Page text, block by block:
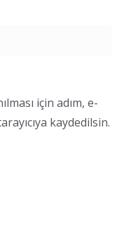
için adım, e-
kaydedilsin.